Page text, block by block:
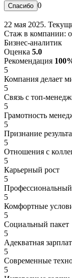
0
22 мая 2025.
Стаж в компании:
Бизнес-аналитик
Оценка 5.0
Рекомендация
5
Компания делает
5
Связь с топ-
5
Грамотность
5
Признание
5
Отношения с
5
Карьерный рост
5
5
Комфортные
5
Социальный пакет
5
Адекватная
5
Современные
5